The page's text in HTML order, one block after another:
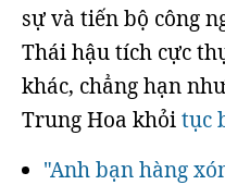
sự và tiến bộ công
Thái hậu tích cực
khác, chẳng hạn
Trung Hoa khỏitục
"Anh bạn hàng